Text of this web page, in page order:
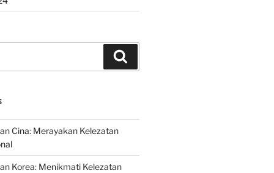
Cina: Merayakan Kelezatan
Korea: Menikmati Kelezatan